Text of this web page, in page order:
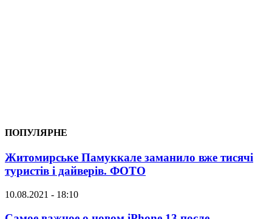
ПОПУЛЯРНЕ
Житомирське Памуккале заманило вже тисячі
туристів і дайверів. ФОТО
10.08.2021 - 18:10